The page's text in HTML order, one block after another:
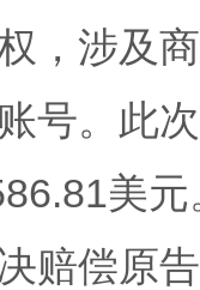
，涉及
号。此
美
赔偿原